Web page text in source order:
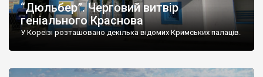
“Дюльбер”. Черговий витвір
геніального Краснова
У Кореїзі розташовано декілька відомих Кримських палаців.